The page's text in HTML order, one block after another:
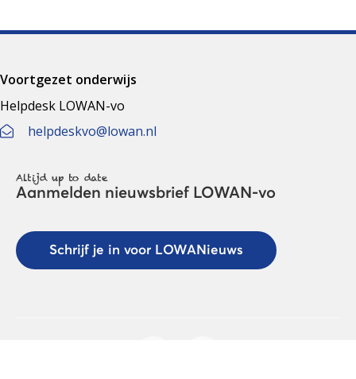
Voortgezet onderwijs
Helpdesk LOWAN-vo
helpdeskvo@lowan.nl
Altijd up to date
Aanmelden nieuwsbrief LOWAN-vo
Schrijf je in voor LOWANieuws